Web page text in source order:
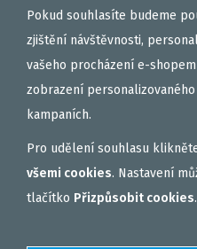
VAŘENÝ PARTIKL
BIŽUTERIE NA
DÁRKOVÝ POUKAZ,
AKČNÍ SETY
VNADÍCÍ, KRMÍTKOVÉ
Pokud souhlasíte budeme
zjištění návštěvnosti,
vašeho procházení e-
zobrazení
kampaních.
Pro udělení souhlasu
všemi cookies. Nastavení
tlačítko Přizpůsobit cookies.